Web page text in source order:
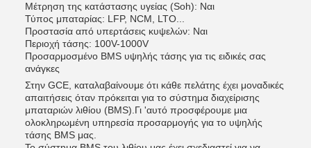
Μέτρηση της κατάστασης υγείας (Soh): Ναι
Τύπος μπαταρίας: LFP, NCM, LTO...
Προστασία από υπερτάσεις κυψελών: Ναι
Περιοχή τάσης: 100V-1000V
Προσαρμοσμένο BMS υψηλής τάσης για τις ειδικές σας
ανάγκες
Στην GCE, καταλαβαίνουμε ότι κάθε πελάτης έχει μοναδικές
απαιτήσεις όταν πρόκειται για το σύστημα διαχείρισης
μπαταριών λιθίου (BMS).Γι 'αυτό προσφέρουμε μια
ολοκληρωμένη υπηρεσία προσαρμογής για το υψηλής
τάσης BMS μας.